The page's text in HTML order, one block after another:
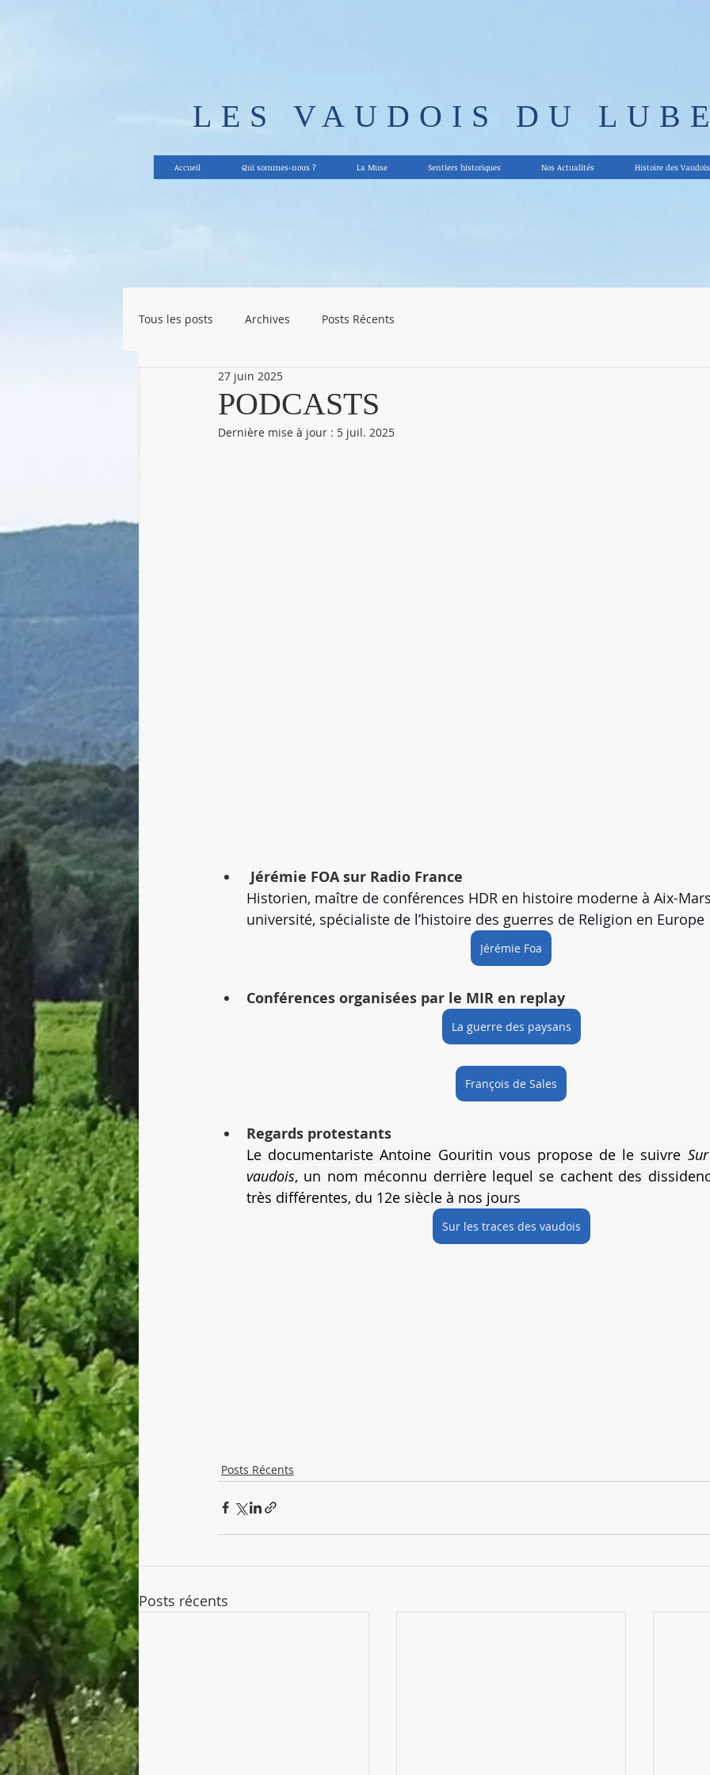
LES VAUDOIS DU
Accueil Qui sommes-nous ? La Muse Sentiers historiques Nos Actualités Histoire des Vaudois
Tous les posts Archives Posts Récents
PODCASTS
27 juin 2025
Dernière mise à jour : 5 juil. 2025
Jérémie FOA sur Radio France
Historien, maître de conférences HDR en histoire moderne à Aix-
université, spécialiste de l’histoire des guerres de Religion en Europe
Jérémie Foa
Conférences organisées par le MIR en replay
La guerre des paysans
François de Sales
Regards protestants
Le documentariste Antoine Gouritin vous propose de le suivre
vaudois, un nom méconnu derrière lequel se cachent des
très différentes, du 12e siècle à nos jours
Sur les traces des vaudois
Posts Récents
Posts récents